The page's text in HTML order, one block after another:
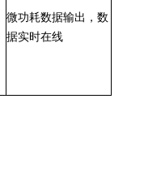
微功耗数据输出，数
据实时在线